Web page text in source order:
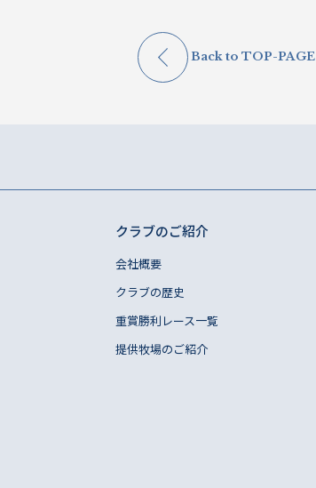
Back to TOP-PAGE
クラブのご紹介
会社概要
クラブの歴史
重賞勝利レース一覧
提供牧場のご紹介